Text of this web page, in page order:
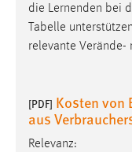
die Lernenden bei
Tabelle
relevante Verände-
[PDF] Kosten von
aus
Relevanz: